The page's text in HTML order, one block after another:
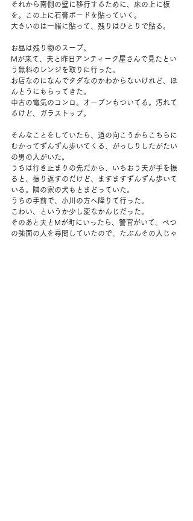
それから南側の壁に移行するために、床の上に板
を。この上に石膏ボードを貼っていく。
大きいのは一緒に貼って、残りはひとりで貼る。
お昼は残り物のスープ。
Mが来て、夫と昨日アンティーク屋さんで見たとい
う無料のレンジを取りに行った。
お店なのになんでタダなのかわからないけれど、ほ
んとうにもらってきた。
中古の電気のコンロ。オーブンもついてる。汚れて
るけど、ガラストップ。
そんなことをしていたら、道の向こうからこちらに
むかってずんずん歩いてくる、がっしりしたがたい
の男の人がいた。
うちは行き止まりの先だから、いちおう夫が手を振
ると、振り返すのだけど、ますますずんずん歩いて
いる。隣の家の犬もとまどっていた。
うちの手前で、小川の方へ降りて行った。
こわい、というか少し変なかんじだった。
そのあと夫とMが町にいったら、警官がいて、べつ
の強面の人を尋問していたので、たぶんその人じゃ